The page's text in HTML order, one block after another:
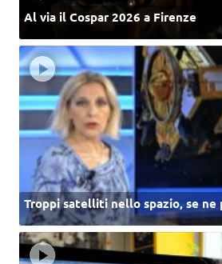
Al via il Cospar 2026 a Firenze
Troppi satelliti nello spazio, se ne